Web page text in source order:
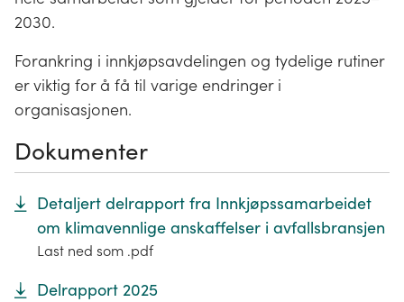
2030.
Forankring i innkjøpsavdelingen og tydelige rutiner
er viktig for å få til varige endringer i
organisasjonen.
Dokumenter
Detaljert delrapport fra Innkjøpssamarbeidet
om klimavennlige anskaffelser i avfallsbransjen
Last ned som .pdf
Delrapport 2025